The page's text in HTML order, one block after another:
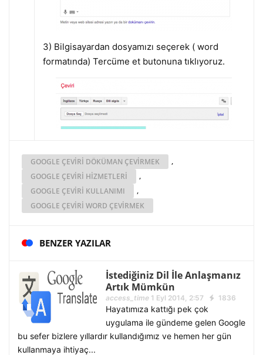
3) Bilgisayardan dosyamızı seçerek ( word
formatında) Tercüme et butonuna tıklıyoruz.
GOOGLE ÇEVIRI DÖKÜMAN ÇEVIRMEK ,
GOOGLE ÇEVIRI HIZMETLERI ,
GOOGLE ÇEVIRI KULLANIMI ,
GOOGLE ÇEVIRI WORD ÇEVIRMEK
BENZER YAZILAR
İstediğiniz Dil İle Anlaşmanız
Artık Mümkün
access_time1 Eyl 2014, 2:57 1836
Hayatımıza kattığı pek çok
uygulama ile gündeme gelen Google
bu sefer bizlere yıllardır kullandığımız ve hemen her gün
kullanmaya ihtiyaç...